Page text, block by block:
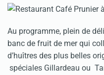
Au programme, plein de
banc de fruit de mer qui
d’huîtres des plus belles
spéciales Gillardeau ou